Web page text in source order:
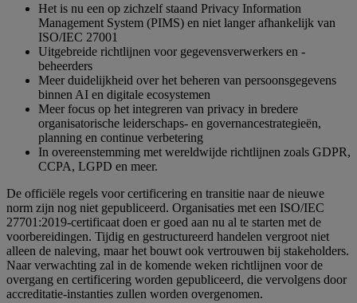
Het is nu een op zichzelf staand Privacy Information
Management System (PIMS) en niet langer afhankelijk van
ISO/IEC 27001
Uitgebreide richtlijnen voor gegevensverwerkers en -
beheerders
Meer duidelijkheid over het beheren van persoonsgegevens
binnen AI en digitale ecosystemen
Meer focus op het integreren van privacy in bredere
organisatorische leiderschaps- en governancestrategieën,
planning en continue verbetering
In overeenstemming met wereldwijde richtlijnen zoals GDPR,
CCPA, LGPD en meer.
De officiële regels voor certificering en transitie naar de nieuwe
norm zijn nog niet gepubliceerd. Organisaties met een ISO/IEC
27701:2019-certificaat doen er goed aan nu al te starten met de
voorbereidingen. Tijdig en gestructureerd handelen vergroot niet
alleen de naleving, maar het bouwt ook vertrouwen bij stakeholders.
Naar verwachting zal in de komende weken richtlijnen voor de
overgang en certificering worden gepubliceerd, die vervolgens door
accreditatie-instanties zullen worden overgenomen.